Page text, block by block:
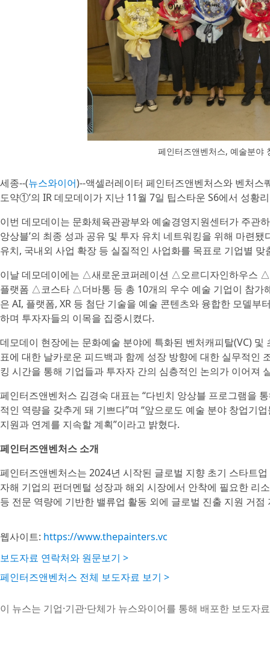
페인터즈앤벤처스, 예술분야
세종--(뉴스와이어)--액셀러레이터 페인터즈앤벤처스와 벤처스
도약①’의 IR 데모데이가 지난 11월 7일 팁스타운 S6에서 성황
이번 데모데이는 문화체육관광부와 예술경영지원센터가 주관
앙상블’의 최종 성과 공유 및 투자 유치 네트워킹을 위해 마련
유치, 국내외 사업 확장 등 실질적인 사업화를 목표로 기업별
이날 데모데이에는 △새로운코퍼레이션 △오르디자인하우
플랫폼 △코스타 △더바통 등 총 10개의 우수 예술 기업이 참가
은 AI, 플랫폼, XR 등 첨단 기술을 예술 콘텐츠와 융합한 모델
하며 투자자들의 이목을 집중시켰다.
데모데이 현장에는 문화예술 분야에 특화된 벤처캐피탈(VC)
표에 대한 날카로운 피드백과 함께 성장 방향에 대한 실무적인
킹 시간을 통해 기업들과 투자자 간의 심층적인 논의가 이어져
페인터즈앤벤처스 김경숙 대표는 “다빈치 앙상블 프로그램을
적인 역량을 갖추게 돼 기쁘다”며 “앞으로도 예술 분야 창업기
지원과 연계를 지속할 계획”이라고 밝혔다.
페인터즈앤벤처스 소개
페인터즈앤벤처스는 2024년 시작된 글로벌 지향 초기 스타트
자해 기업의 펀더멘털 성장과 해외 시장에서 안착에 필요한 리
등 전문 역량에 기반한 밸류업 활동 외에 글로벌 진출 지원 거
웹사이트: https://www.thepainters.vc
보도자료 연락처와 원문보기 >
페인터즈앤벤처스 전체 보도자료 보기 >
이 뉴스는 기업·기관·단체가 뉴스와이어를 통해 배포한 보도자